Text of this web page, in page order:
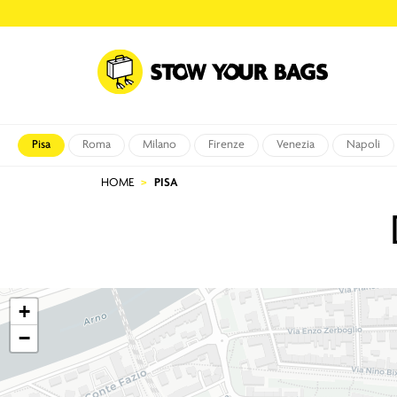
Pisa Roma Milano Firenze Venezia Napoli
HOME PISA
+
−